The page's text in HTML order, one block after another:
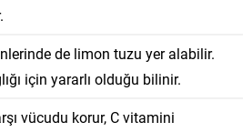
de limon tuzu yer alabilir.
için yararlı olduğu bilinir.
vücudu korur, C vitamini